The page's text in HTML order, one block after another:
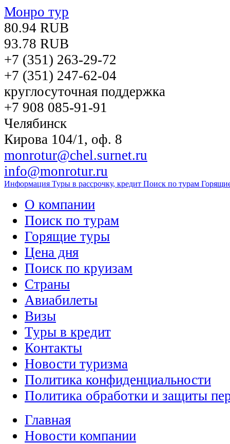
Монро тур
80.94 RUB
93.78 RUB
+7 (351) 263-29-72
+7 (351) 247-62-04
круглосуточная поддержка
+7 908 085-91-91
Челябинск
Кирова 104/1, оф. 8
monrotur@chel.surnet.ru
info@monrotur.ru
Информация Туры в рассрочку, кредит Поиск по турам
О компании
Поиск по турам
Горящие туры
Цена дня
Поиск по круизам
Страны
Авиабилеты
Визы
Туры в кредит
Контакты
Новости туризма
Политика конфиденциальности
Политика обработки и защиты
Главная
Новости компании